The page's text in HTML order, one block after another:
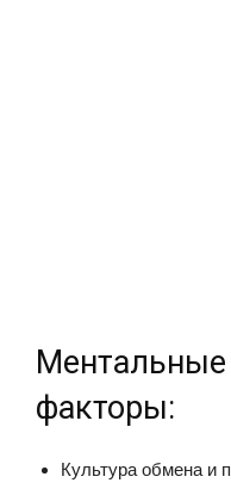
Ментальные
факторы:
Культура обмена и